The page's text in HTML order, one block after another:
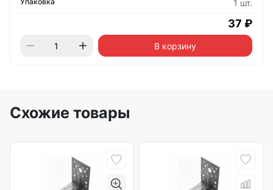
1 шт.
37 ₽
В корзину
Схожие товары